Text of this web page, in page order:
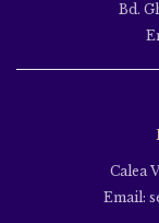
Bd.
Calea
Email: